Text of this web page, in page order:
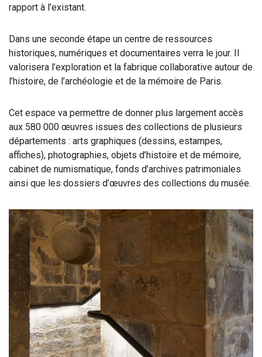
rapport à l’existant.
Dans une seconde étape un centre de ressources
historiques, numériques et documentaires verra le jour. Il
valorisera l’exploration et la fabrique collaborative autour de
l’histoire, de l’archéologie et de la mémoire de Paris.
Cet espace va permettre de donner plus largement accès
aux 580 000 œuvres issues des collections de plusieurs
départements : arts graphiques (dessins, estampes,
affiches), photographies, objets d’histoire et de mémoire,
cabinet de numismatique, fonds d’archives patrimoniales
ainsi que les dossiers d’œuvres des collections du musée.